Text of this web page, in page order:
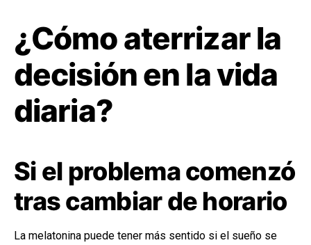
¿Cómo aterrizar la
decisión en la vida
diaria?
Si el problema comenzó
tras cambiar de horario
La melatonina puede tener más sentido si el sueño se